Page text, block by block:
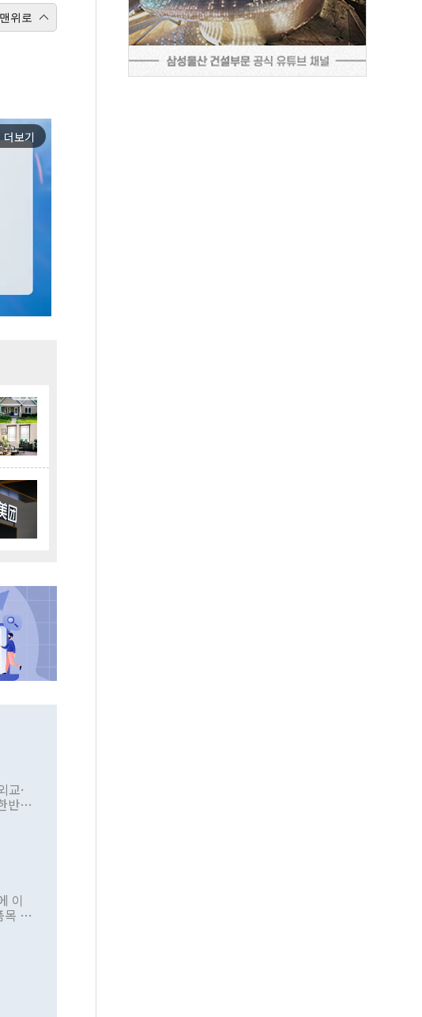
맨위로
더보기
교·
반도
공
유
장
있
이
목 수